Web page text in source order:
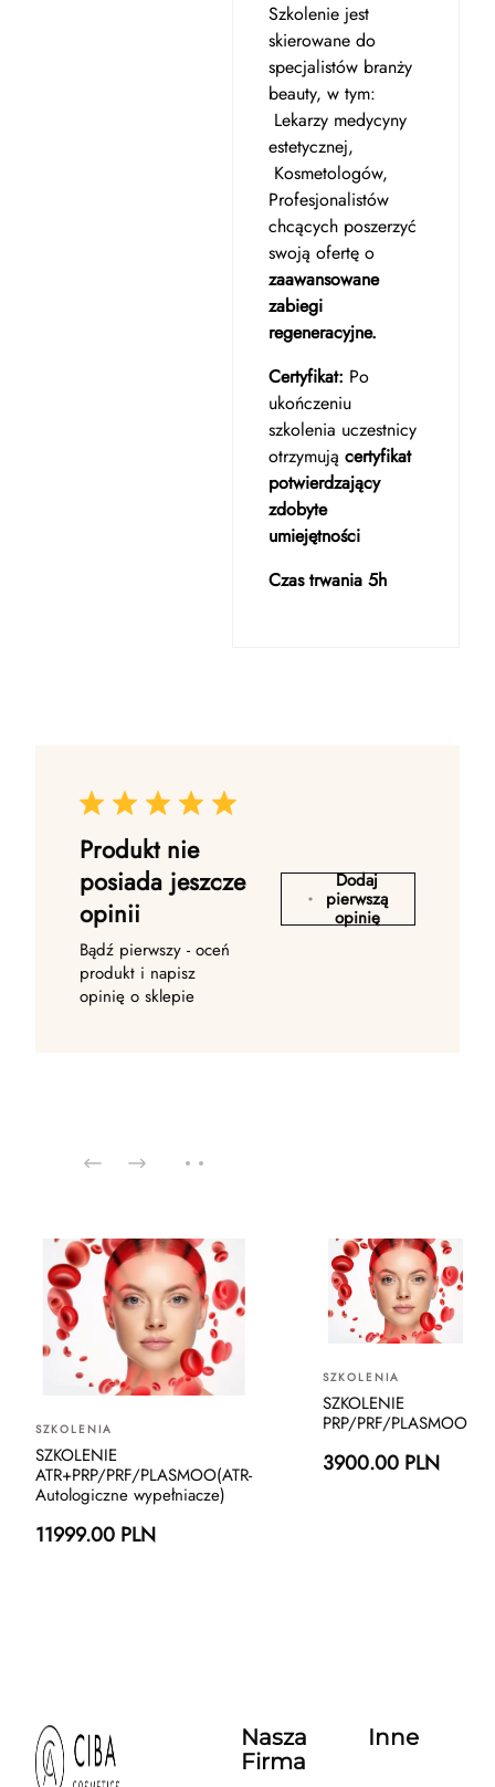
Szkolenie jest
skierowane do
specjalistów branży
beauty, w tym:
Lekarzy medycyny
estetycznej,
Kosmetologów,
Profesjonalistów
chcących poszerzyć
swoją ofertę o
zaawansowane
zabiegi
regeneracyjne.
Certyfikat: Po
ukończeniu
szkolenia uczestnicy
otrzymują certyfikat
potwierdzający
zdobyte
umiejętności
Czas trwania 5h
Produkt nie
posiada jeszcze
opinii
Bądź pierwszy - oceń
produkt i napisz
opinię o sklepie
Dodaj
pierwszą
opinię
SZKOLENIA
SZKOLENIE
ATR+PRP/PRF/PLASMOO(ATR-
Autologiczne wypełniacze)
11999.00 PLN
SZKOLENIA
SZKOLENIE
PRP/PRF/PLASMOO
3900.00 PLN
Nasza
Firma
Inne